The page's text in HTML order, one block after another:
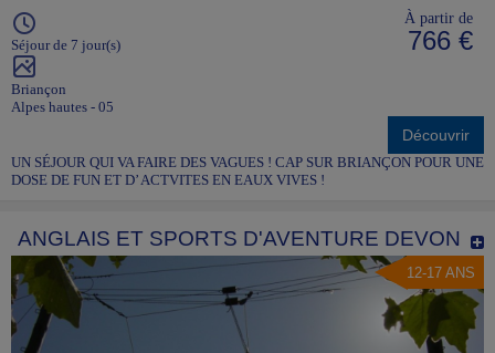
Séjour de 7 jour(s)
Briançon
Alpes hautes - 05
À partir de
766 €
Découvrir
UN SÉJOUR QUI VA FAIRE DES VAGUES ! CAP SUR BRIANÇON POUR UNE
DOSE DE FUN ET D’ ACTVITES EN EAUX VIVES !
ANGLAIS ET SPORTS D'AVENTURE DEVON
12-17 ANS